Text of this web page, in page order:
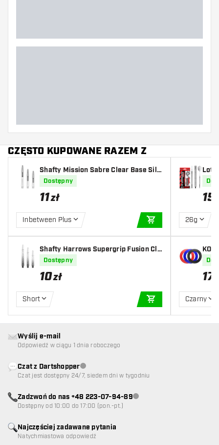
CZĘSTO KUPOWANE RAZEM Z
Shafty Mission Sabre Clear Base Silv
er
Dostępny
11zł
Inbetween Plus
DODAJ DO
Shafty Harrows Supergrip Fusion Cle
ar
Dostępny
10zł
Short
DODAJ DO
26g
Czarny
Najczęściej zadawane pytania
Natychmiastowa odpowiedź
Wyślij e-mail
Odpowiedź w ciągu 1 dnia roboczego
Czat z DartshopperObsługa klienta niedostępna
Czat jest dostępny 24/7, siedem dni w tygodniu
Zadzwoń do nas +48 223-07-94-89Obsługa klienta niedostępna
Dostępny od 10:00 do 17:00 (pon.-pt.)